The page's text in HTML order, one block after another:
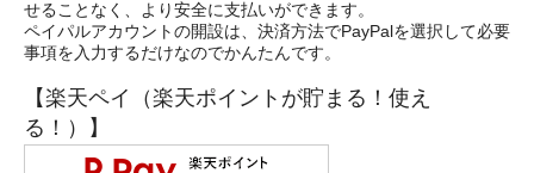
せることなく、より安全に支払いができます。
ペイパルアカウントの開設は、決済方法でPayPalを選択して必要
事項を入力するだけなのでかんたんです。
【楽天ペイ（楽天ポイントが貯まる！使え
る！）】